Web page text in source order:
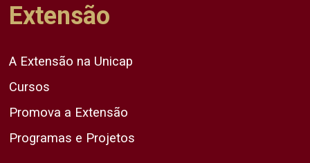
Extensão
A Extensão na Unicap
Cursos
Promova a Extensão
Programas e Projetos